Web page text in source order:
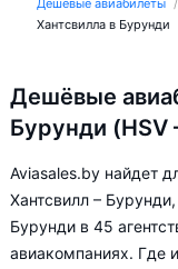
Дешёвые авиабилеты
Хантсвилла в Бурунди
Дешёвые
Бурунди (HSV
Aviasales.by найдет
Хантсвилл –
Бурунди в 45
авиакомпаниях. Где